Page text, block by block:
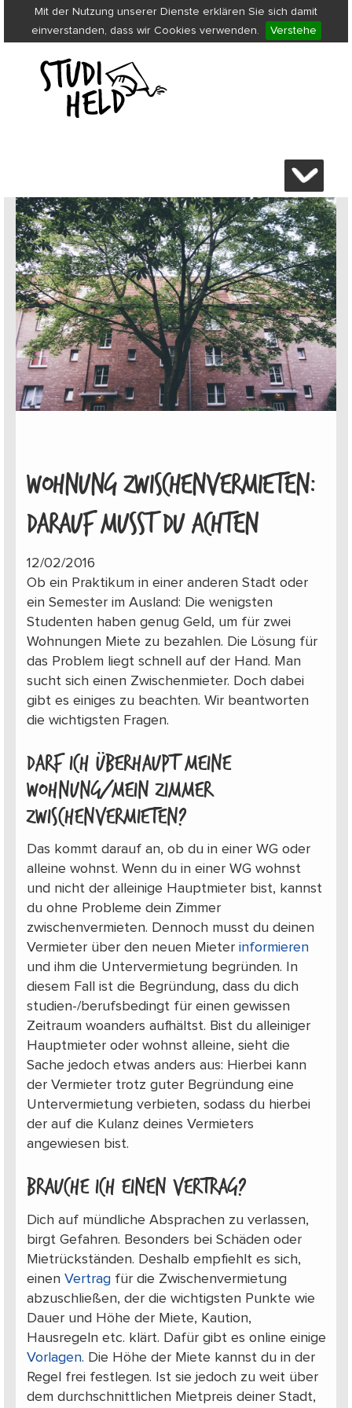
Mit der Nutzung unserer Dienste erklären Sie sich damit
einverstanden, dass wir Cookies verwenden.
Verstehe
WOHNUNG ZWISCHENVERMIETEN:
DARAUF MUSST DU ACHTEN
12/02/2016
Ob ein Praktikum in einer anderen Stadt oder
ein Semester im Ausland: Die wenigsten
Studenten haben genug Geld, um für zwei
Wohnungen Miete zu bezahlen. Die Lösung für
das Problem liegt schnell auf der Hand. Man
sucht sich einen Zwischenmieter. Doch dabei
gibt es einiges zu beachten. Wir beantworten
die wichtigsten Fragen.
Darf ich überhaupt meine
Wohnung/mein Zimmer
zwischenvermieten?
Das kommt darauf an, ob du in einer WG oder
alleine wohnst. Wenn du in einer WG wohnst
und nicht der alleinige Hauptmieter bist, kannst
du ohne Probleme dein Zimmer
zwischenvermieten. Dennoch musst du deinen
Vermieter über den neuen Mieter informieren
und ihm die Untervermietung begründen. In
diesem Fall ist die Begründung, dass du dich
studien-/berufsbedingt für einen gewissen
Zeitraum woanders aufhältst. Bist du alleiniger
Hauptmieter oder wohnst alleine, sieht die
Sache jedoch etwas anders aus: Hierbei kann
der Vermieter trotz guter Begründung eine
Untervermietung verbieten, sodass du hierbei
der auf die Kulanz deines Vermieters
angewiesen bist.
Brauche ich einen Vertrag?
Dich auf mündliche Absprachen zu verlassen,
birgt Gefahren. Besonders bei Schäden oder
Mietrückständen. Deshalb empfiehlt es sich,
einen Vertragfür die Zwischenvermietung
abzuschließen, der die wichtigsten Punkte wie
Dauer und Höhe der Miete, Kaution,
Hausregeln etc. klärt. Dafür gibt es online einige
Vorlagen. Die Höhe der Miete kannst du in der
Regel frei festlegen. Ist sie jedoch zu weit über
dem durchschnittlichen Mietpreis deiner Stadt,